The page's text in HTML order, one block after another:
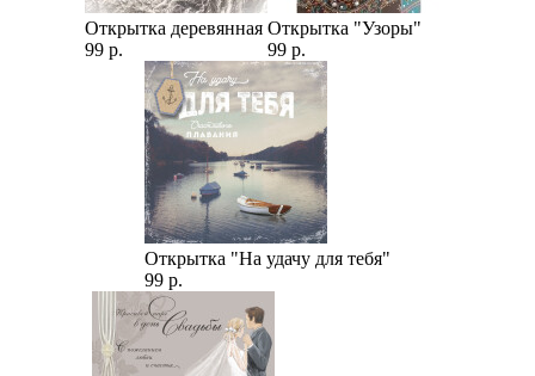
Открытка деревянная
99 р.
Открытка "Узоры"
99 р.
Открытка "На удачу для тебя"
99 р.